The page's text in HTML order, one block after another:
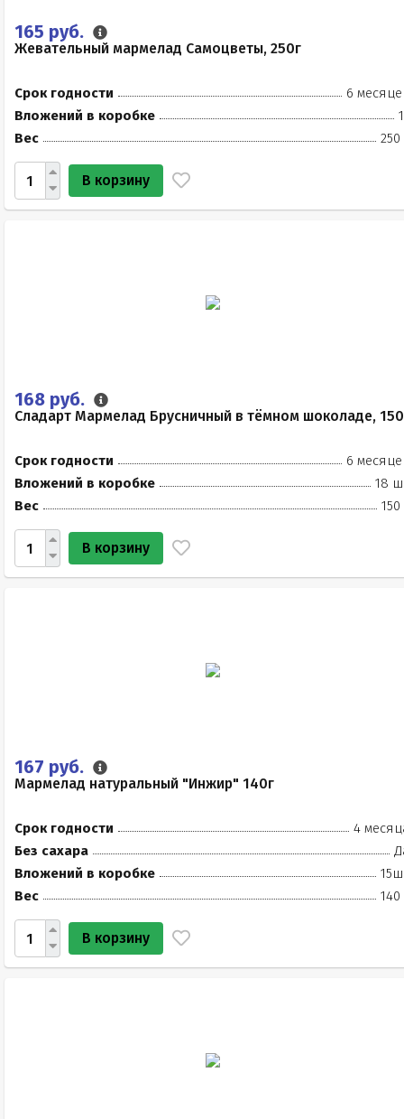
165 руб.
Жевательный мармелад Самоцветы, 250г
Срок годности
6
Вложений в коробке
Вес
250
В корзину
168 руб.
Сладарт Мармелад Брусничный в тёмном шоколаде,
Срок годности
6
Вложений в коробке
18
Вес
150
В корзину
167 руб.
Мармелад натуральный "Инжир" 140г
Срок годности
4
Без сахара
Вложений в коробке
Вес
140
В корзину